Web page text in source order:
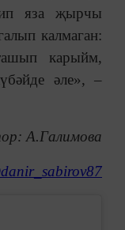
яза җырчы
калмаган:
карыйм,
әле», –
А.Галимова